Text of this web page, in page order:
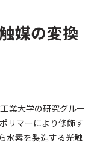
媒の変換
業大学の研究グルー
リマーにより修飾す
水素を製造する光触